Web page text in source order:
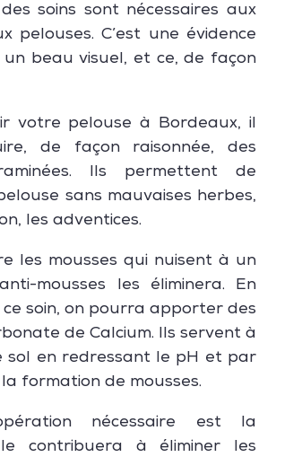
soins sont nécessaires aux
pelouses. C’est une évidence
beau visuel, et ce, de façon
votre pelouse à Bordeaux, il
de façon raisonnée, des
Ils permettent de
sans mauvaises herbes,
les adventices.
les mousses qui nuisent à un
mousses les éliminera. En
soin, on pourra apporter des
de Calcium. Ils servent à
sol en redressant le pH et par
formation de mousses.
nécessaire est la
contribuera à éliminer les